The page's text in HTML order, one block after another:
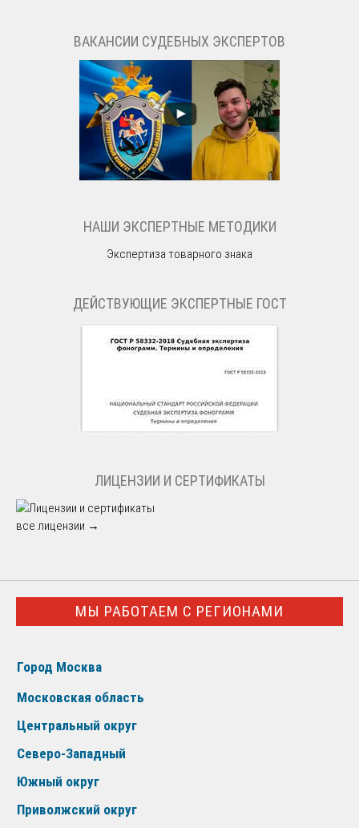
ВАКАНСИИ СУДЕБНЫХ ЭКСПЕРТОВ
НАШИ ЭКСПЕРТНЫЕ МЕТОДИКИ
Экспертиза товарного знака
ДЕЙСТВУЮЩИЕ ЭКСПЕРТНЫЕ ГОСТ
ЛИЦЕНЗИИ И СЕРТИФИКАТЫ
все лицензии →
МЫ РАБОТАЕМ С РЕГИОНАМИ
Город Москва
Московская область
Центральный округ
Северо-Западный
Южный округ
Приволжский округ